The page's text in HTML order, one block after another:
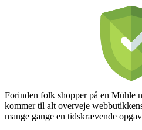
Forinden folk shopper på en Mühle
kommer til alt overveje
mange gange en tidskrævende